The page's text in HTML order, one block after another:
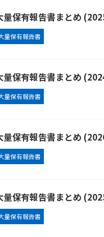
量保有報告書まとめ
量保有報告書
量保有報告書まとめ
量保有報告書
量保有報告書まとめ
量保有報告書
量保有報告書まとめ
量保有報告書